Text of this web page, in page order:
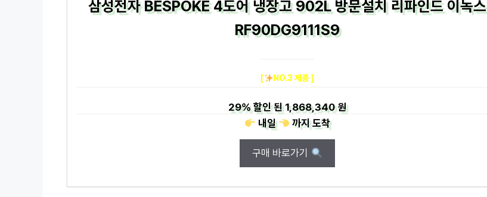
삼성전자 BESPOKE 4도어 냉장고 902L 방문설치 리파인드 이녹스
RF90DG9111S9
[ NO.3 제품 ]
29%할인 된1,868,340 원
내일
까지도착
구매 바로가기